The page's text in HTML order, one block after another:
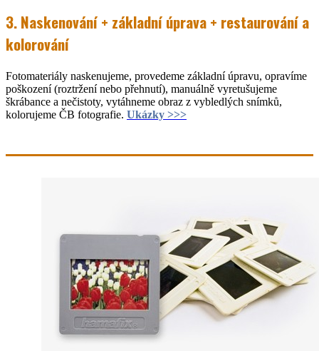
3. Naskenování + základní úprava + restaurování a
kolorování
Fotomateriály naskenujeme, provedeme základní úpravu, opravíme
poškození (roztržení nebo přehnutí), manuálně vyretušujeme
škrábance a nečistoty, vytáhneme obraz z vybledlých snímků,
kolorujeme ČB fotografie. Ukázky >>>